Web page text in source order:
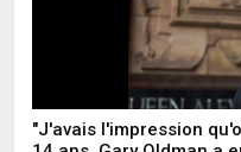
"J'avais l'impression